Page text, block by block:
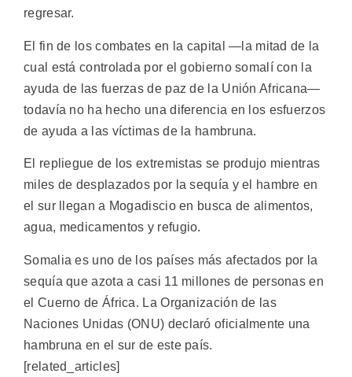
regresar.
El fin de los combates en la capital —la mitad de la
cual está controlada por el gobierno somalí con la
ayuda de las fuerzas de paz de la Unión Africana—
todavía no ha hecho una diferencia en los esfuerzos
de ayuda a las víctimas de la hambruna.
El repliegue de los extremistas se produjo mientras
miles de desplazados por la sequía y el hambre en
el sur llegan a Mogadiscio en busca de alimentos,
agua, medicamentos y refugio.
Somalia es uno de los países más afectados por la
sequía que azota a casi 11 millones de personas en
el Cuerno de África. La Organización de las
Naciones Unidas (ONU) declaró oficialmente una
hambruna en el sur de este país.
[related_articles]